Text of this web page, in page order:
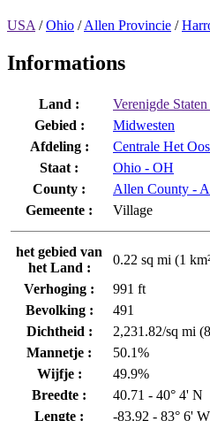
USA /Ohio /Allen Provincie /
Informations
Land :
Verenigde
Gebied :
Midwesten
Afdeling :
Centrale Het
Staat :
Ohio - OH
County :
Allen County -
Gemeente :
Village
het gebied van
het Land :
0.22 sq mi (1
Verhoging :
991 ft
Bevolking :
491
Dichtheid :
2,231.82/sq mi
Mannetje :
50.1%
Wijfje :
49.9%
Breedte :
40.71 - 40° 4' N
Lengte :
-83.92 - 83° 6' W